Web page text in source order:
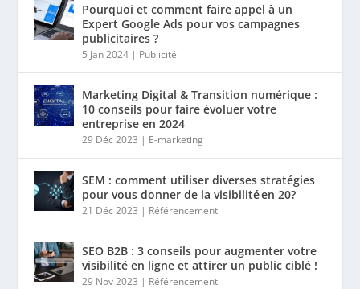
Pourquoi et comment faire appel à un
Expert Google Ads pour vos campagnes
publicitaires ?
5 Jan 2024 | Publicité
Marketing Digital & Transition numérique :
10 conseils pour faire évoluer votre
entreprise en 2024
29 Déc 2023 | E-marketing
SEM : comment utiliser diverses stratégies
pour vous donner de la visibilité en 20?
21 Déc 2023 | Référencement
SEO B2B : 3 conseils pour augmenter votre
visibilité en ligne et attirer un public ciblé !
29 Nov 2023 | Référencement